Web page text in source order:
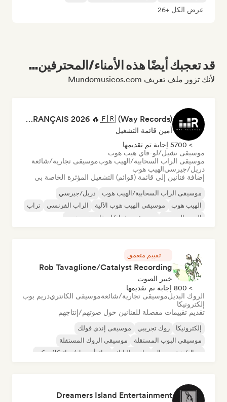
عرض الكل +26
قد تعجبك أيضًا هذه الأمناء/المحترفين...
لأنك تزور ملف تعريف Mundomusicos.com
RAP FRANÇAIS 2026 🔥🇫🇷 (Way Records)
أمين قائمة التشغيل
> 5700 إجابة تم تقديمها
موسيقى تشيل/لو-فاي هيب هوب
موسيقى الراب السحابية/الهيب هوبموسيقى تجارية/شائعة
دريل/جيرسيالهيب هوب
إضافة فنانين إلى قائمة (قوائم) التشغيل المؤثرة الخاصة بي
موسيقى الراب السحابية/الهيب هوب
دريل/جيرسي
الهيب هوب
موسيقى الهيب هوب الآلية الراب الفرنسي
تراب
البوب الحضري
موسيقى تشيل/لو-فاي هيب هوب
تقييم متعمق
Rob Tavaglione/Catalyst Recording
خبير الصوت
> 800 إجابة تم تقديمها
الروك البديلموسيقى تجارية/شائعةموسيقى الكانتريدريم بوب
إلكترونيكا
تقديم تقييمات مفصلة للفنانين حول صوتهم/إنتاجهم
إلكترونيكا روك تجريبي
موسيقى إندي فولك
موسيقى البوب المستقلة
موسيقى الروك المستقلة
ميتال/هيفي ميتال
ما بعد البانك روك أند رول/روك كلاسيكي
Dreamers Island Entertainment